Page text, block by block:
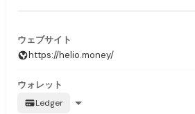
ウェブサイト
https://helio.money/
ウォレット
Ledger